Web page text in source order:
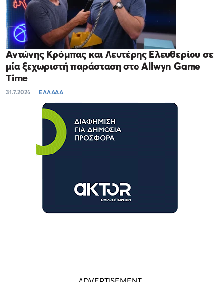
Αντώνης Κρόμπας και Λευτέρης Ελευθερίου σε
μία ξεχωριστή παράσταση στο Allwyn Game
Time
31.7.2026 ΕΛΛΑΔΑ